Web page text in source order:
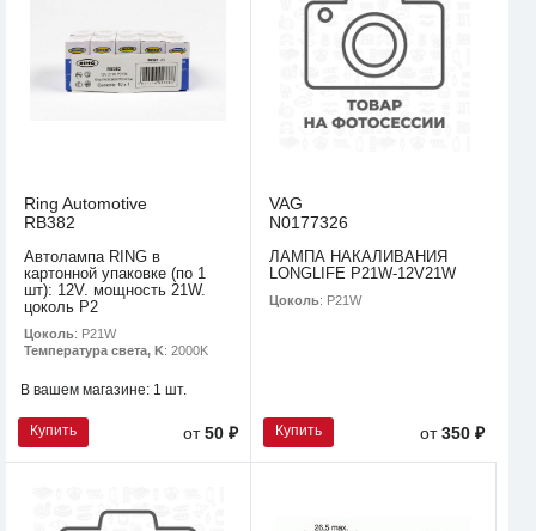
Ring Automotive
RB382
Автолампа RING в
картонной упаковке (по 1
шт): 12V. мощность 21W.
цоколь P2
Цоколь: P21W
Температура света, K: 2000K
В вашем магазине: 1 шт.
Купить от50 ₽
VAG
N0177326
ЛАМПА НАКАЛИВАНИЯ
LONGLIFE P21W-12V21W
Цоколь: P21W
Купить от350 ₽